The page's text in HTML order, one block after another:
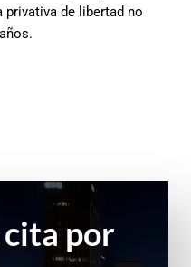
privativa de libertad no
por